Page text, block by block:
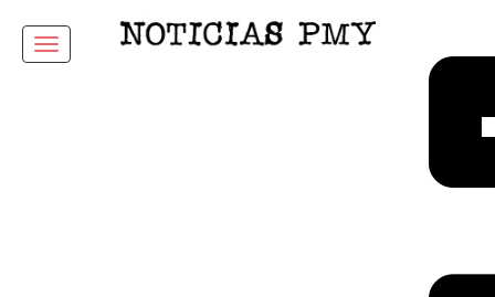
Menu